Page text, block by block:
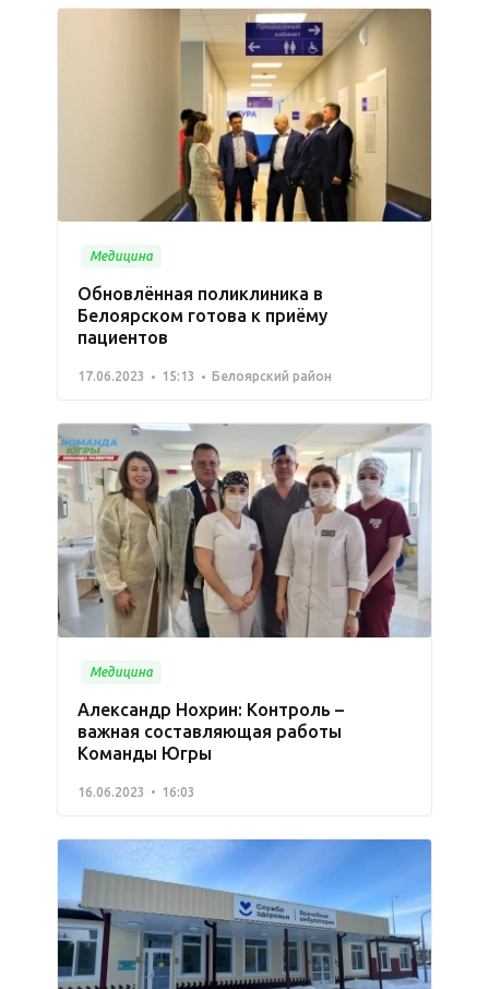
Медицина
Обновлённая поликлиника в
Белоярском готова к приёму
пациентов
17.06.2023 15:13 Белоярский район
Медицина
Александр Нохрин: Контроль –
важная составляющая работы
Команды Югры
16.06.2023 16:03